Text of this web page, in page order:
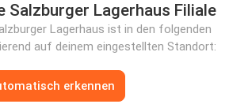
Salzburger Lagerhaus Filiale
Lagerhaus ist in den folgenden
auf deinem eingestellten Standort:
erkennen